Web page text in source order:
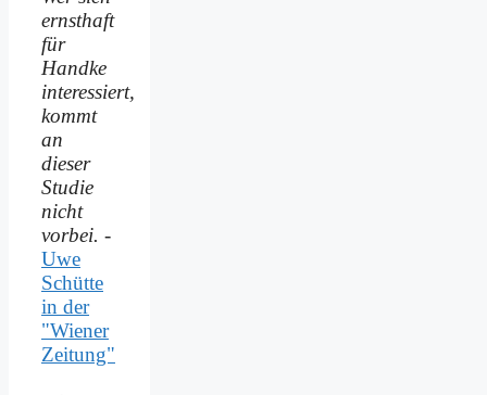
ernsthaft
für
Handke
interessiert,
kommt
an
dieser
Studie
nicht
vorbei. -
Uwe
Schütte
in der
"Wiener
Zeitung"